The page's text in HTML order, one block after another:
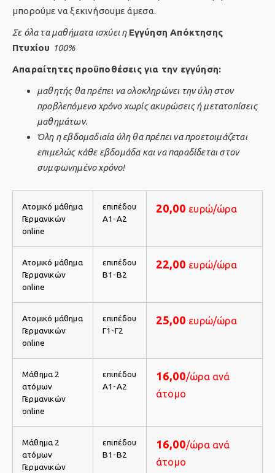
μπορούμε να ξεκινήσουμε άμεσα.
Σε όλα τα μαθήματα ισχύει η Εγγύηση Απόκτησης
Πτυχίου 100%
Απαραίτητες προϋποθέσεις για την εγγύηση:
μαθητής θα πρέπει να ολοκληρώνει την ύλη στον
προβλεπόμενο χρόνο χωρίς ακυρώσεις ή μετατοπίσεις
μαθημάτων.
Όλη η εβδομαδιαία ύλη θα πρέπει να προετοιμάζεται
επιμελώς κάθε εβδομάδα και να παραδίδεται στον
συμφωνημένο χρόνο!
Ατομικό μάθημα
Γερμανικών
online
επιπέδου
Α1-Α2
20,00 ευρώ/ώρα
Ατομικό μάθημα
Γερμανικών
online
επιπέδου
Β1-Β2
22,00 ευρώ/ώρα
Ατομικό μάθημα
Γερμανικών
online
επιπέδου
Γ1-Γ2
25,00 ευρώ/ώρα
Μάθημα 2
ατόμων
Γερμανικών
online
επιπέδου
Α1-Α2
16,00/ώρα ανά
άτομο
Μάθημα 2
ατόμων
Γερμανικών
επιπέδου
Β1-Β2
16,00/ώρα ανά
άτομο